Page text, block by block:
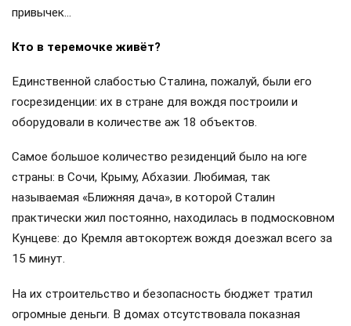
привычек…
Кто в теремочке живёт?
Единственной слабостью Сталина, пожалуй, были его
госрезиденции: их в стране для вождя построили и
оборудовали в количестве аж 18 объектов.
Самое большое количество резиденций было на юге
страны: в Сочи, Крыму, Абхазии. Любимая, так
называемая «Ближняя дача», в которой Сталин
практически жил постоянно, находилась в подмосковном
Кунцеве: до Кремля автокортеж вождя доезжал всего за
15 минут.
На их строительство и безопасность бюджет тратил
огромные деньги. В домах отсутствовала показная